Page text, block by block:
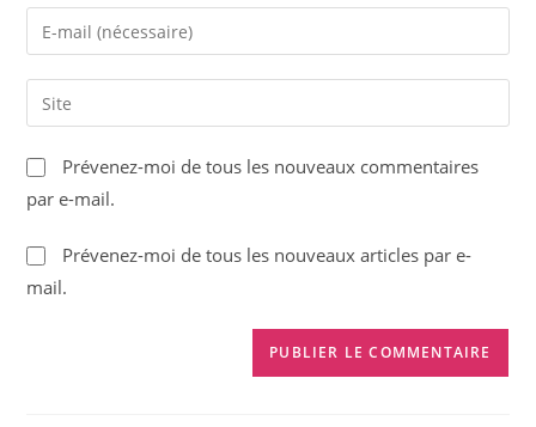
name
comment
Enter
your
email
address
comment
Saisir
l’URL
de
votre
site
(facultatif)
Prévenez-moi de tous les nouveaux commentaires
par e-mail.
Prévenez-moi de tous les nouveaux articles par e-
mail.